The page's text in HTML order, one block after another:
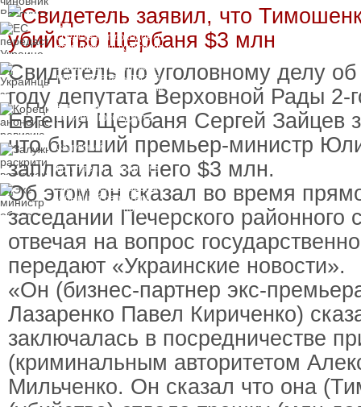
делу о растрате более
1 млрд гривен
ЕС передаст Украине
средства от доходов от
замороженных активов
Украинцы за рубежом
могут потерять доступ
к госжилью и выплатам
Корецкий анонсировал
ревизию госбюджета
Залужный
вступление Украины в
НАТО и предлагает
другие варианты
Экс-министр обороны
и бывший секретарь
СНБО Умеров получил
новую "вкусную"
должность
Свидетель по уголовному делу
году депутата Верховной Рады 2-
Евгения Щербаня Сергей Зайцев
что бывший премьер-министр
заплатила за него $3 млн.
Об этом он сказал во время
заседании Печерского районного
отвечая на вопрос
передают «Украинские новости».
«Он (бизнес-партнер экс-
Лазаренко Павел Кириченко)
заключалась в посредничестве
(криминальным авторитетом
Мильченко. Он сказал что она